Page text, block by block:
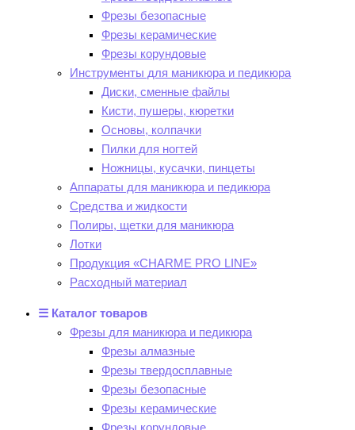
Фрезы безопасные
Фрезы керамические
Фрезы корундовые
Инструменты для маникюра и педикюра
Диски, сменные файлы
Кисти, пушеры, кюретки
Основы, колпачки
Пилки для ногтей
Ножницы, кусачки, пинцеты
Аппараты для маникюра и педикюра
Средства и жидкости
Полиры, щетки для маникюра
Лотки
Продукция «CHARME PRO LINE»
Расходный материал
☰ Каталог товаров
Фрезы для маникюра и педикюра
Фрезы алмазные
Фрезы твердосплавные
Фрезы безопасные
Фрезы керамические